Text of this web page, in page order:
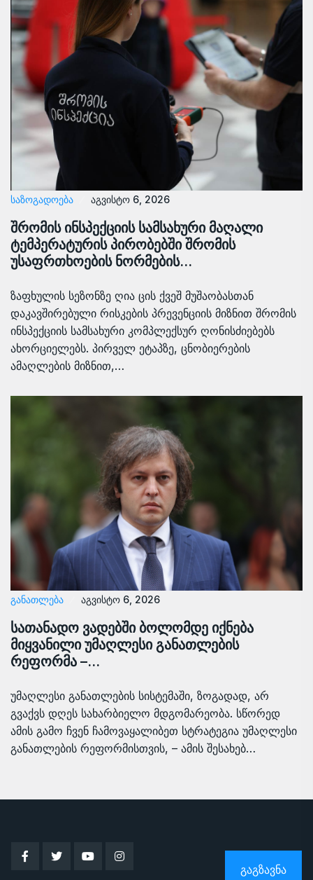
ᲡᲐᲖᲝᲒᲐᲓᲝᲔᲑᲐ აგვისტო 6, 2026
შრომის ინსპექციის სამსახური მაღალი
ტემპერატურის პირობებში შრომის
უსაფრთხოების ნორმების…
ზაფხულის სეზონზე ღია ცის ქვეშ მუშაობასთან
დაკავშირებული რისკების პრევენციის მიზნით შრომის
ინსპექციის სამსახური კომპლექსურ ღონისძიებებს
ახორციელებს. პირველ ეტაპზე, ცნობიერების
ამაღლების მიზნით,…
ᲒᲐᲜᲐᲗᲚᲔᲑᲐ აგვისტო 6, 2026
სათანადო ვადებში ბოლომდე იქნება
მიყვანილი უმაღლესი განათლების
რეფორმა –…
უმაღლესი განათლების სისტემაში, ზოგადად, არ
გვაქვს დღეს სახარბიელო მდგომარეობა. სწორედ
ამის გამო ჩვენ ჩამოვაყალიბეთ სტრატეგია უმაღლესი
განათლების რეფორმისთვის, – ამის შესახებ…
ᲒᲐᲒᲖᲐᲕᲜᲐ